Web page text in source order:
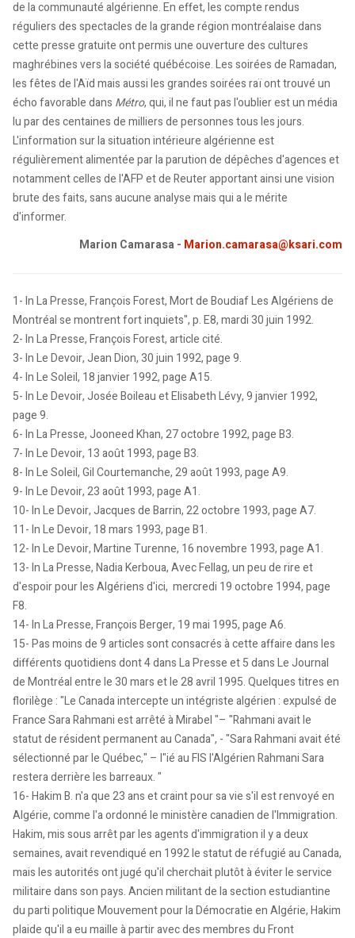
de la communauté algérienne. En effet, les compte rendus
réguliers des spectacles de la grande région montréalaise dans
cette presse gratuite ont permis une ouverture des cultures
maghrébines vers la société québécoise. Les soirées de Ramadan,
les fêtes de l'Aïd mais aussi les grandes soirées raï ont trouvé un
écho favorable dans Métro, qui, il ne faut pas l'oublier est un média
lu par des centaines de milliers de personnes tous les jours.
L'information sur la situation intérieure algérienne est
régulièrement alimentée par la parution de dépêches d'agences et
notamment celles de l'AFP et de Reuter apportant ainsi une vision
brute des faits, sans aucune analyse mais qui a le mérite
d'informer.
Marion Camarasa - Marion.camarasa@ksari.com
1- In La Presse, François Forest, Mort de Boudiaf Les Algériens de
Montréal se montrent fort inquiets", p. E8, mardi 30 juin 1992.
2- In La Presse, François Forest, article cité.
3- In Le Devoir, Jean Dion, 30 juin 1992, page 9.
4- In Le Soleil, 18 janvier 1992, page A15.
5- In Le Devoir, Josée Boileau et Elisabeth Lévy, 9 janvier 1992,
page 9.
6- In La Presse, Jooneed Khan, 27 octobre 1992, page B3.
7- In Le Devoir, 13 août 1993, page B3.
8- In Le Soleil, Gil Courtemanche, 29 août 1993, page A9.
9- In Le Devoir, 23 août 1993, page A1.
10- In Le Devoir, Jacques de Barrin, 22 octobre 1993, page A7.
11- In Le Devoir, 18 mars 1993, page B1.
12- In Le Devoir, Martine Turenne, 16 novembre 1993, page A1.
13- In La Presse, Nadia Kerboua, Avec Fellag, un peu de rire et
d'espoir pour les Algériens d'ici, mercredi 19 octobre 1994, page
F8.
14- In La Presse, François Berger, 19 mai 1995, page A6.
15- Pas moins de 9 articles sont consacrés à cette affaire dans les
différents quotidiens dont 4 dans La Presse et 5 dans Le Journal
de Montréal entre le 30 mars et le 28 avril 1995. Quelques titres en
florilège : "Le Canada intercepte un intégriste algérien : expulsé de
France Sara Rahmani est arrêté à Mirabel "– "Rahmani avait le
statut de résident permanent au Canada", - "Sara Rahmani avait été
sélectionné par le Québec," – l"ié au FIS l'Algérien Rahmani Sara
restera derrière les barreaux. "
16- Hakim B. n'a que 23 ans et craint pour sa vie s'il est renvoyé en
Algérie, comme l'a ordonné le ministère canadien de l'Immigration.
Hakim, mis sous arrêt par les agents d'immigration il y a deux
semaines, avait revendiqué en 1992 le statut de réfugié au Canada,
mais les autorités ont jugé qu'il cherchait plutôt à éviter le service
militaire dans son pays. Ancien militant de la section estudiantine
du parti politique Mouvement pour la Démocratie en Algérie, Hakim
plaide qu'il a eu maille à partir avec des membres du Front